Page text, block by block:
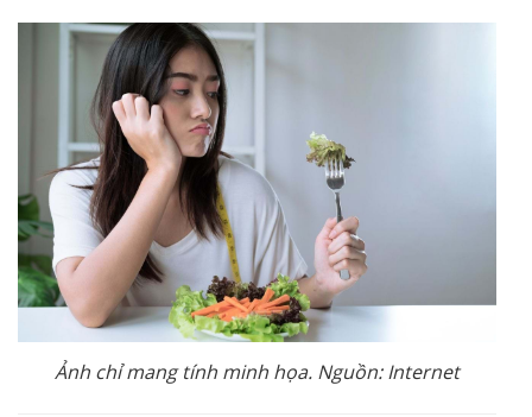
Ảnh chỉ mang tính minh họa. Nguồn: Internet